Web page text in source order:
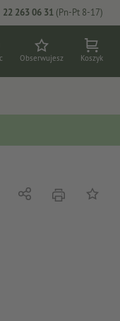
22 263 06 31 (Pn-Pt 8-17)
Obserwujesz Koszyk
UdostępnijNacisnąćDo